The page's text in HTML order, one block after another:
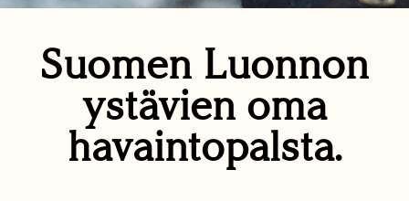
Suomen Luonnon
ystävien oma
havaintopalsta.